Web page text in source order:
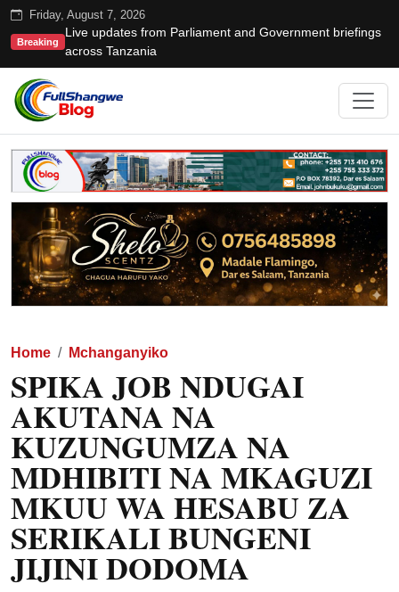
Friday, August 7, 2026
Breaking
Live updates from Parliament and Government briefings
across Tanzania
Home Mchanganyiko
SPIKA JOB NDUGAI
AKUTANA NA
KUZUNGUMZA NA
MDHIBITI NA MKAGUZI
MKUU WA HESABU ZA
SERIKALI BUNGENI
JIJINI DODOMA